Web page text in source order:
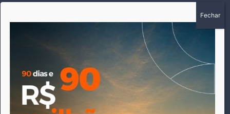
A história do Pioneiro inicia em fevereiro de 2005 em
Canarana - MT, na época, como um jornal impresso semanal,
que chegou a possuir mil assinantes. Durante 15 anos, foram
publicadas 691 edições que narraram os acontecimentos
políticos, policiais e cotidianos de Canarana e região. Fiel a sua
origem, pautado sempre pela busca incessante da
imparcialidade, faz jus a sua logo, com o característico "avião
da praça" de Canarana, sendo o símbolo do